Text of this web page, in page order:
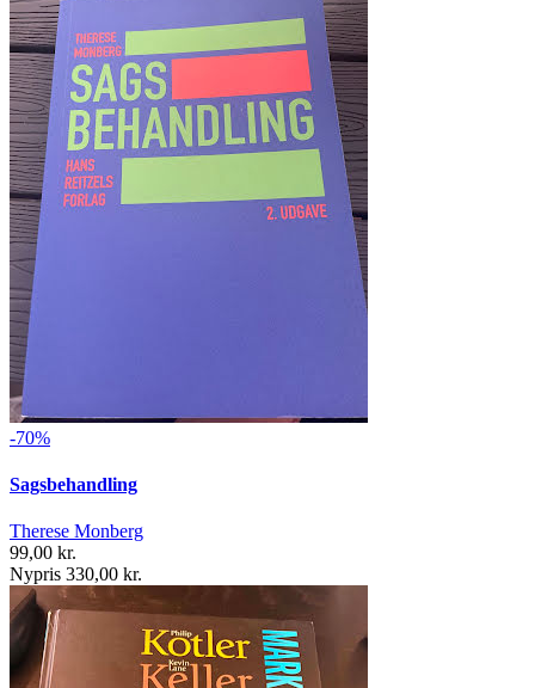
-70%
Sagsbehandling
Therese Monberg
99,00 kr.
Nypris 330,00 kr.